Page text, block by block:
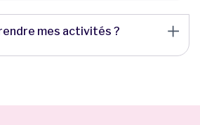
mes activités ?